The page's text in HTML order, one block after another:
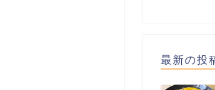
最新の投